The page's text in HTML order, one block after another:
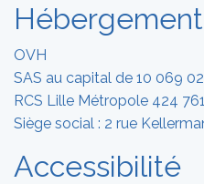
OVH
SAS au capital de 10 069
RCS Lille Métropole 424
Siège social : 2 rue
Accessibilité